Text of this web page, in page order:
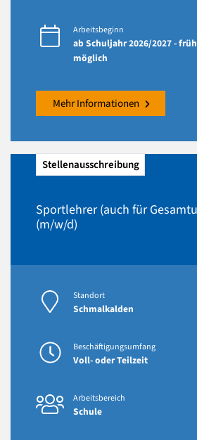
Arbeitsbeginn
ab Schuljahr 2026/2027 -
möglich
Mehr Informationen
Stellenausschreibung
Sportlehrer (auch für
(m/w/d)
Standort
Schmalkalden
Beschäftigungsumfang
Voll- oder Teilzeit
Arbeitsbereich
Schule